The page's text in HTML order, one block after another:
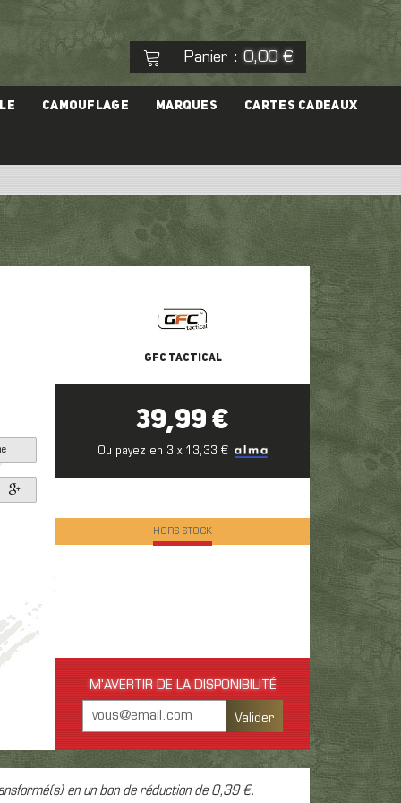
Panier : 0,00 €
Voir mon panier Commander
Aucun produit
Cap
CAMOUFLAGE MARQUES CARTES CADEAUX
GFC TACTICAL
39,99 €
Ou payez en 3 x 13,33 €
HORS STOCK
M'AVERTIR DE LA DISPONIBILITÉ
Valider
en un bon de réduction de 0,39 €.